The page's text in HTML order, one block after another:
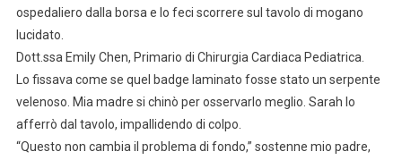
ospedaliero dalla borsa e lo feci scorrere sul tavolo di mogano
lucidato.
Dott.ssa Emily Chen, Primario di Chirurgia Cardiaca Pediatrica.
Lo fissava come se quel badge laminato fosse stato un serpente
velenoso. Mia madre si chinò per osservarlo meglio. Sarah lo
afferrò dal tavolo, impallidendo di colpo.
“Questo non cambia il problema di fondo,” sostenne mio padre,